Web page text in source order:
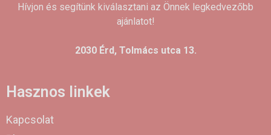
Hívjon és segítünk kiválasztani az Önnek legkedvezőbb
ajánlatot!
2030 Érd, Tolmács utca 13.
Hasznos linkek
Kapcsolat